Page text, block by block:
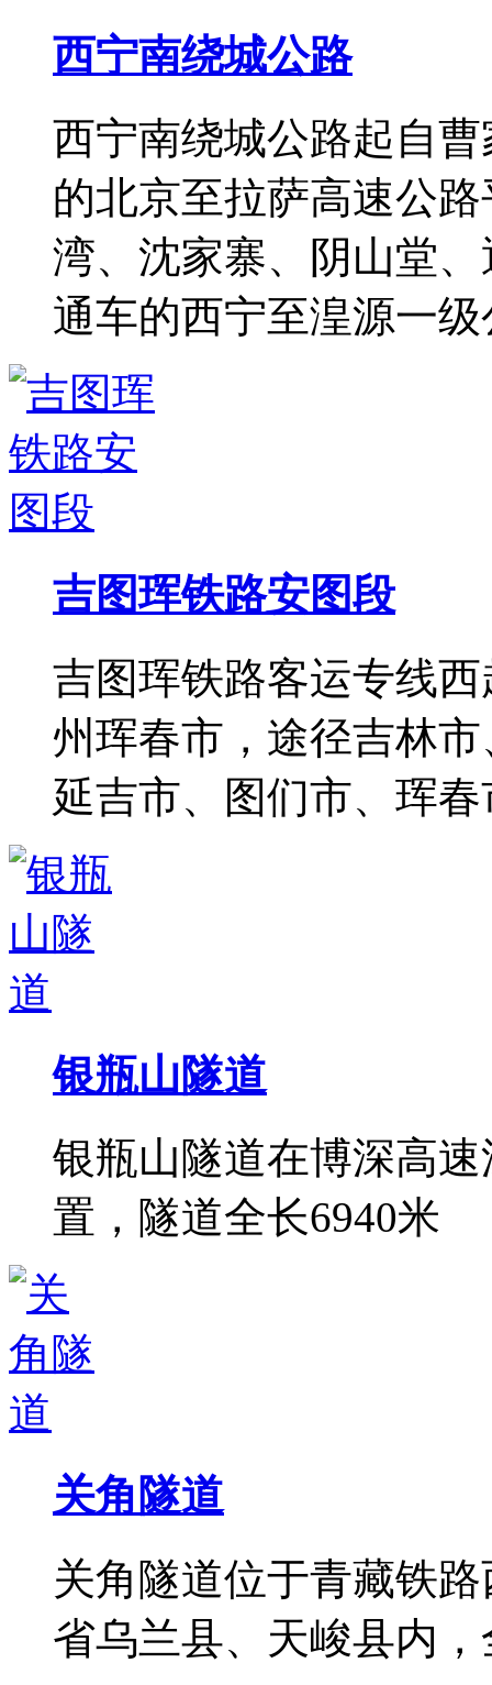
西宁南绕城公路
西宁南绕城公路起自
的北京至拉萨高速公
湾、沈家寨、阴山堂
通车的西宁至湟源一
吉图珲铁路安图段
吉图珲铁路客运专线
州珲春市，途径吉林
延吉市、图们市、珲
银瓶山隧道
银瓶山隧道在博深高
置，隧道全长6940米
关角隧道
关角隧道位于青藏铁
省乌兰县、天峻县内，